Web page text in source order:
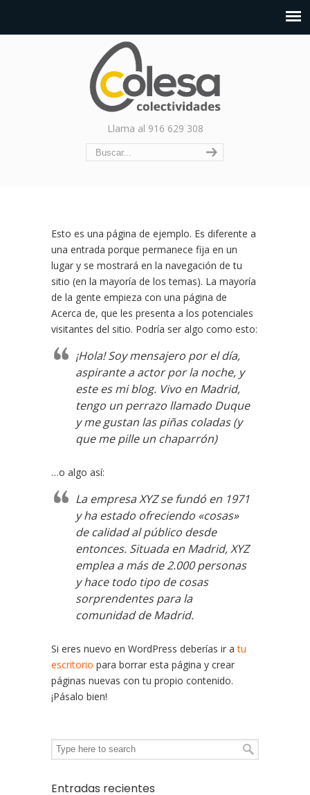
Llama al 916 629 308
Esto es una página de ejemplo. Es diferente a
una entrada porque permanece fija en un
lugar y se mostrará en la navegación de tu
sitio (en la mayoría de los temas). La mayoría
de la gente empieza con una página de
Acerca de, que les presenta a los potenciales
visitantes del sitio. Podría ser algo como esto:
¡Hola! Soy mensajero por el día,
aspirante a actor por la noche, y
este es mi blog. Vivo en Madrid,
tengo un perrazo llamado Duque
y me gustan las piñas coladas (y
que me pille un chaparrón)
…o algo así:
La empresa XYZ se fundó en 1971
y ha estado ofreciendo «cosas»
de calidad al público desde
entonces. Situada en Madrid, XYZ
emplea a más de 2.000 personas
y hace todo tipo de cosas
sorprendentes para la
comunidad de Madrid.
Si eres nuevo en WordPress deberías ir atu
escritorio para borrar esta página y crear
páginas nuevas con tu propio contenido.
¡Pásalo bien!
Entradas recientes